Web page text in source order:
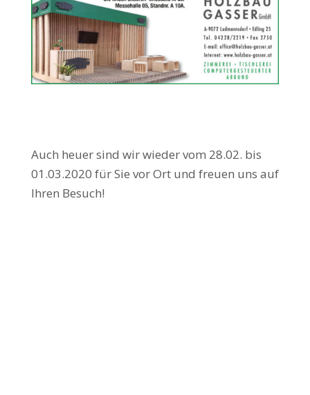
Auch heuer sind wir wieder vom 28.02. bis
01.03.2020 für Sie vor Ort und freuen uns auf
Ihren Besuch!